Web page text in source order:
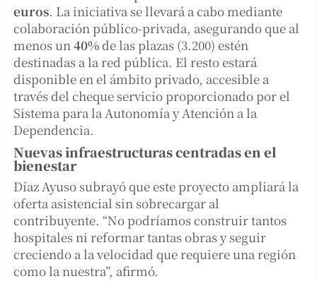
euros. La iniciativa se llevará a cabo mediante
colaboración público-privada, asegurando que al
menos un40%de las plazas (3.200) estén
destinadas a la red pública. El resto estará
disponible en el ámbito privado, accesible a
través del cheque servicio proporcionado por el
Sistema para la Autonomía y Atención a la
Dependencia.
Nuevas infraestructuras centradas en el
bienestar
Díaz Ayuso subrayó que este proyecto ampliará la
oferta asistencial sin sobrecargar al
contribuyente. “No podríamos construir tantos
hospitales ni reformar tantas obras y seguir
creciendo a la velocidad que requiere una región
como la nuestra”, afirmó.